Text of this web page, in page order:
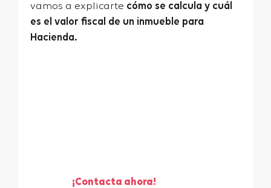
vamos a explicarte cómo se calcula y cuál
es el valor fiscal de un inmueble para
Hacienda.
¡Contacta ahora!